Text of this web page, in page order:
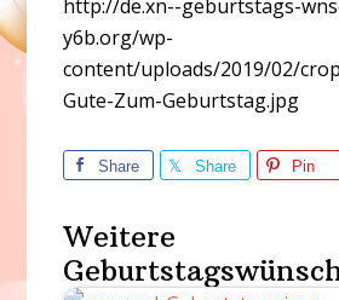
http://de.xn--geburtstags-
y6b.org/wp-
content/uploads/2019/02/
Gute-Zum-Geburtstag.jpg
Share Share Pin
Weitere